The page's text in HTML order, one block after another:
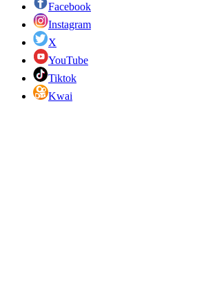
Facebook
Instagram
X
YouTube
Tiktok
Kwai